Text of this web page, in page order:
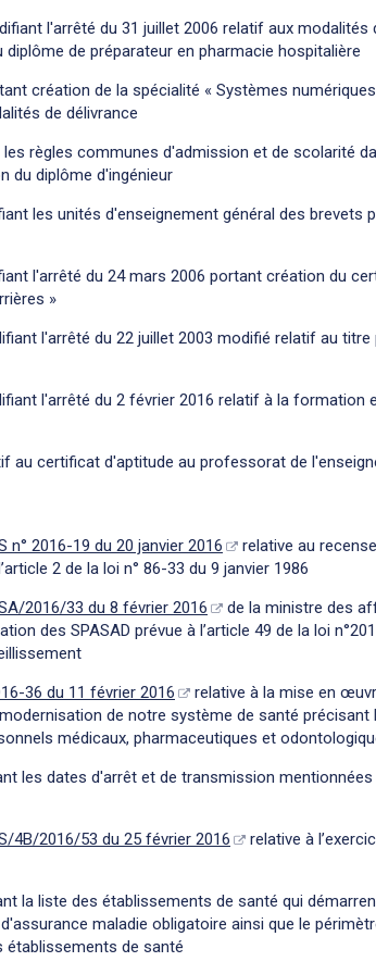
l'arrêté du 31 juillet 2006 relatif aux modalités
de préparateur en pharmacie hospitalière
création de la spécialité « Systèmes
de délivrance
règles communes d'admission et de scolarité
du diplôme d'ingénieur
les unités d'enseignement général des brevets
l'arrêté du 24 mars 2006 portant création du
»
l'arrêté du 22 juillet 2003 modifié relatif au
l'arrêté du 2 février 2016 relatif à la formation
au certificat d'aptitude au professorat de
n° 2016-19 du 20 janvier 2016
relative au
2 de la loi n° 86-33 du 9 janvier 1986
2016/33 du 8 février 2016
de la ministre des
des SPASAD prévue à l’article 49 de la loi
36 du 11 février 2016
relative à la mise en
de notre système de santé précisant
médicaux, pharmaceutiques et
les dates d'arrêt et de transmission mentionnées
4B/2016/53 du 25 février 2016 relative à
la liste des établissements de santé qui
maladie obligatoire ainsi que le
établissements de santé